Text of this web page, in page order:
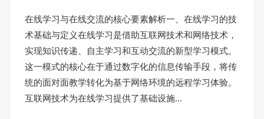
在线学习与在线交流的核心要素解析一、在线学习的技
术基础与定义在线学习是借助互联网技术和网络技术，
实现知识传递、自主学习和互动交流的新型学习模式。
这一模式的核心在于通过数字化的信息传输手段，将传
统的面对面教学转化为基于网络环境的远程学习体验。
互联网技术为在线学习提供了基础设施...